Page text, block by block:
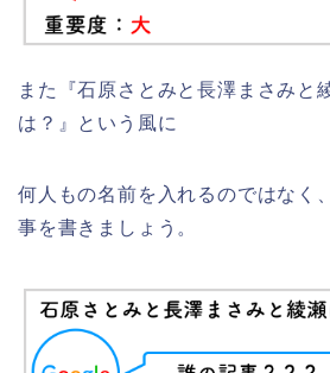
また『石原さとみと長澤まさみと
は？』という風に
何人もの名前を入れるのではなく
事を書きましょう。